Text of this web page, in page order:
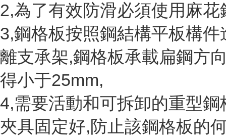
2,為了有效防滑必須使用麻
3,鋼格板按照鋼結構平板構
離支承架,鋼格板承載扁鋼方
得小于25mm,
4,需要活動和可拆卸的重型
夾具固定好,防止該鋼格板的